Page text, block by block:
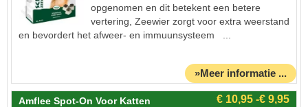
opgenomen en dit betekent een betere
vertering, Zeewier zorgt voor extra weerstand
en bevordert het afweer- en immuunsysteem ...
»Meer informatie ...
Amflee Spot-On Voor Katten